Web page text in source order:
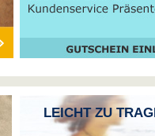
LEICHT ZU